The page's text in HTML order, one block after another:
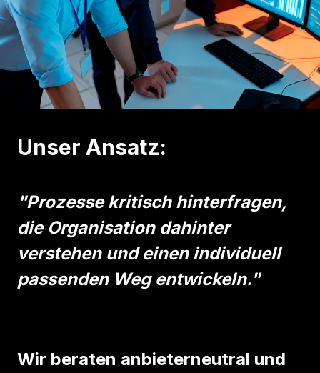
Unser Ansatz:
"Prozesse kritisch hinterfragen,
die Organisation dahinter
verstehen und einen individuell
passenden Weg entwickeln."
Wir beraten anbieterneutral und